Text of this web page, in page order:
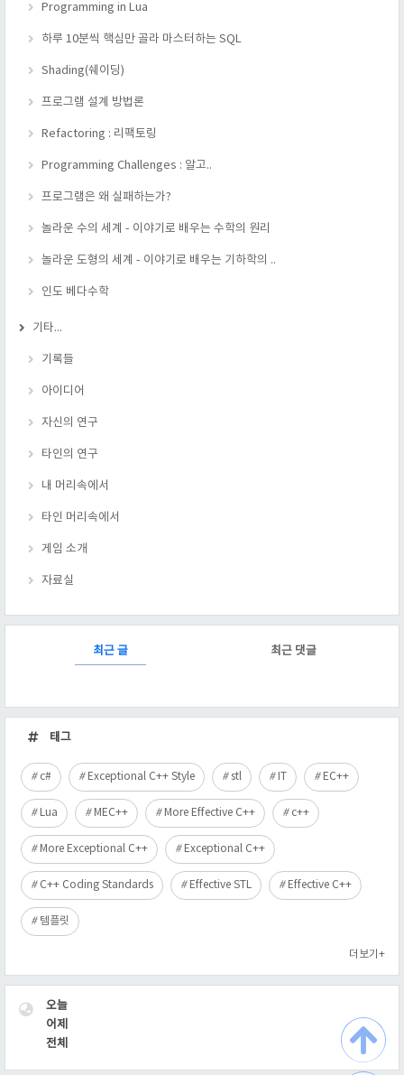
Programming in Lua
하루 10분씩 핵심만 골라 마스터하는 SQL
Shading(쉐이딩)
프로그램 설계 방법론
Refactoring : 리팩토링
Programming Challenges : 알고..
프로그램은 왜 실패하는가?
놀라운 수의 세계 - 이야기로 배우는 수학의 원리
놀라운 도형의 세계 - 이야기로 배우는 기하학의 ..
인도 베다수학
기타...
기록들
아이디어
자신의 연구
타인의 연구
내 머리속에서
타인 머리속에서
게임 소개
자료실
최근 글 최근 댓글
근
글
태그
c# Exceptional C++ Style stl IT EC++
Lua MEC++ More Effective C++ c++
More Exceptional C++ Exceptional C++
C++ Coding Standards Effective STL Effective C++
템플릿
더보기+
VISITOR
오늘
어제
전체